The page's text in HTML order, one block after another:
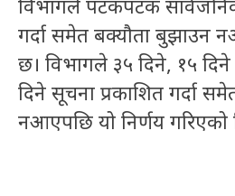
विभागले पटकपटक
गर्दा समेत बक्यौता बुझाउन
छ। विभागले ३५ दिने, १५
दिने सूचना प्रकाशित गर्दा
नआएपछि यो निर्णय गरिएको